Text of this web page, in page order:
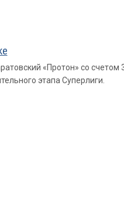
«Протон» со счетом
этапа Суперлиги.